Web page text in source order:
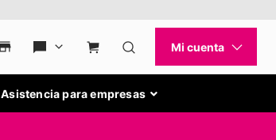
Asistencia para empresas